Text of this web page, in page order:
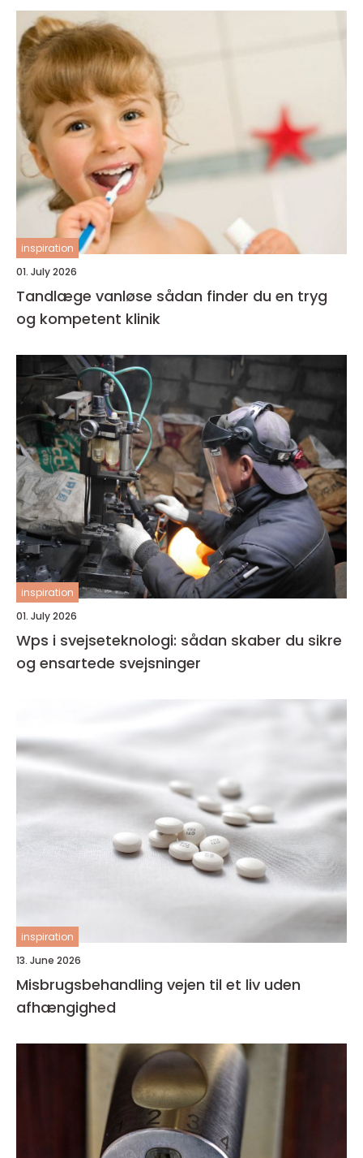
inspiration
01. July 2026
Tandlæge vanløse sådan finder du en tryg
og kompetent klinik
inspiration
01. July 2026
Wps i svejseteknologi: sådan skaber du sikre
og ensartede svejsninger
inspiration
13. June 2026
Misbrugsbehandling vejen til et liv uden
afhængighed